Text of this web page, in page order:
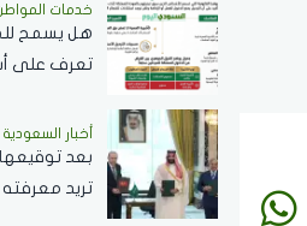
خدمات
هل يسمح
تعرف على
أخبار السعودية
بعد
تريد